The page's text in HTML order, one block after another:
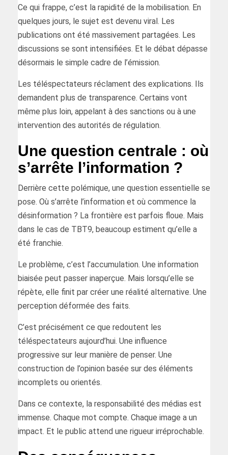
Ce qui frappe, c’est la rapidité de la mobilisation. En
quelques jours, le sujet est devenu viral. Les
publications ont été massivement partagées. Les
discussions se sont intensifiées. Et le débat dépasse
désormais le simple cadre de l’émission.
Les téléspectateurs réclament des explications. Ils
demandent plus de transparence. Certains vont
même plus loin, appelant à des sanctions ou à une
intervention des autorités de régulation.
Une question centrale : où
s’arrête l’information ?
Derrière cette polémique, une question essentielle se
pose. Où s’arrête l’information et où commence la
désinformation ? La frontière est parfois floue. Mais
dans le cas de TBT9, beaucoup estiment qu’elle a
été franchie.
Le problème, c’est l’accumulation. Une information
biaisée peut passer inaperçue. Mais lorsqu’elle se
répète, elle finit par créer une réalité alternative. Une
perception déformée des faits.
C’est précisément ce que redoutent les
téléspectateurs aujourd’hui. Une influence
progressive sur leur manière de penser. Une
construction de l’opinion basée sur des éléments
incomplets ou orientés.
Dans ce contexte, la responsabilité des médias est
immense. Chaque mot compte. Chaque image a un
impact. Et le public attend une rigueur irréprochable.